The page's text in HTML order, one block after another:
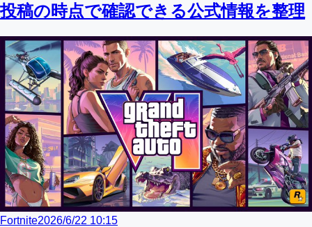
投稿の時点で確認できる公式情報を整理
Fortnite2026/6/22 10:15